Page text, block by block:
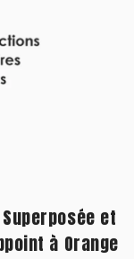
et
à Orange